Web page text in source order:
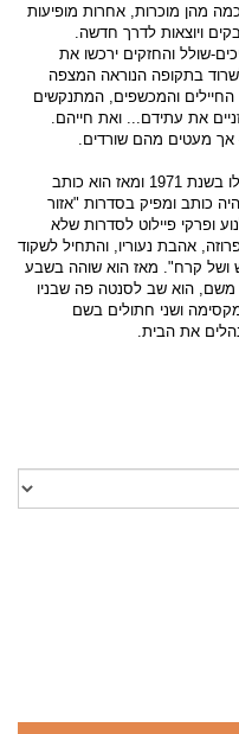
מהן מוכרות, אחרות מופיעות
ויוצאות לדרך חדשה.
שולל והחזקים ירכשו את
בתקופה הנוראה המצפה
והמכשפים, המתנקשים
את עתידם... ואת חייהם.
אך מעטים מהם שורדים.
ג'ורג' ר.ר. מרטין מכר את הסיפור הראשון שלו בשנת 1971 ומאז הוא כותב
כותב ומפיק בסדרות "אזור
ופרקי פיילוט לסדרות שלא
אהבת נעוריו, והתחיל לשקוד
ושל קרח". מאז הוא שוהה בשבע
הוא שב לסנטה פה שבניו
ושני חתולים בשם
את הבית.